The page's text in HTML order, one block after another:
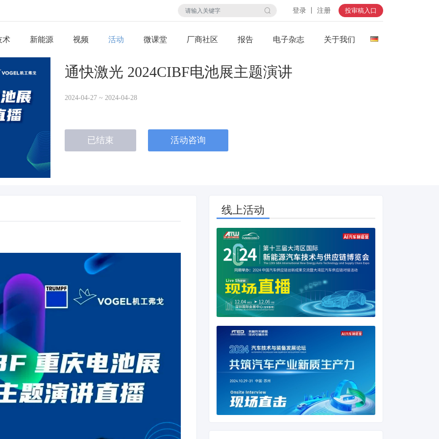
登录 丨 注册 投审稿入口
术 视频 活动 微课堂 厂商社区 报告 电子杂志 关于我们
通快激光 2024CIBF电池展主题演讲
2024-04-27 ~ 2024-04-28
已结束 活动咨询
线上活动